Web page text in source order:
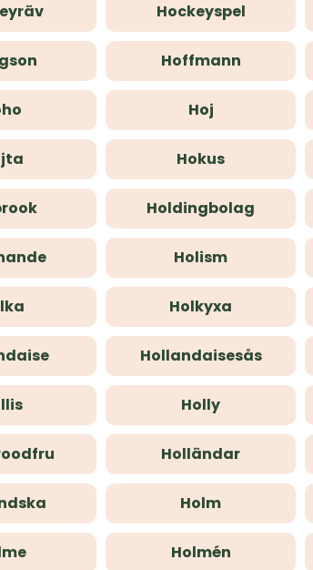
Hockeyspel
Hoffmann
Hoj
Hokus
Holdingbolag
Holism
Holkyxa
Hollandaisesås
Holly
Holländar
Holm
Holmén